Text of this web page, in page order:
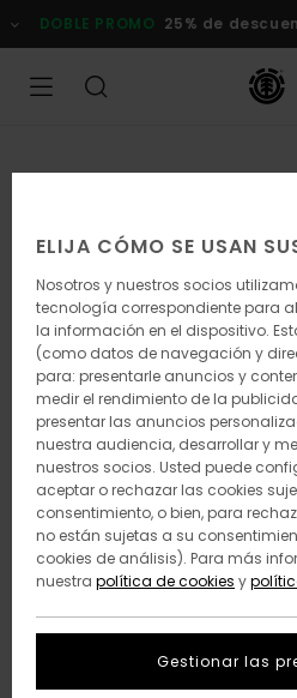
la
DOBLE PROMO 25% de
ELIJA CÓMO SE USAN
Nosotros y nuestros socios
tecnología correspondiente para
la información en el dispositivo.
(como datos de navegación y
para: presentarle anuncios y
medir el rendimiento de la
presentar las anuncios
nuestra audiencia, desarrollar y
nuestros socios. Usted puede
aceptar o rechazar las cookies
consentimiento, o bien, para
no están sujetas a su
cookies de análisis). Para más
nuestra política de cookies y
Gestionar las